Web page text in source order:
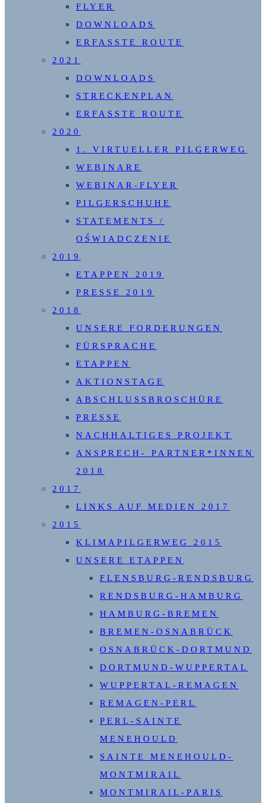
FLYER
DOWNLOADS
ERFASSTE ROUTE
2021
DOWNLOADS
STRECKENPLAN
ERFASSTE ROUTE
2020
1. VIRTUELLER PILGERWEG
WEBINARE
WEBINAR-FLYER
PILGERSCHUHE
STATEMENTS /
OŚWIADCZENIE
2019
ETAPPEN 2019
PRESSE 2019
2018
UNSERE FORDERUNGEN
FÜRSPRACHE
ETAPPEN
AKTIONSTAGE
ABSCHLUSSBROSCHÜRE
PRESSE
NACHHALTIGES PROJEKT
ANSPRECH- PARTNER*INNEN
2018
2017
LINKS AUF MEDIEN 2017
2015
KLIMAPILGERWEG 2015
UNSERE ETAPPEN
FLENSBURG-RENDSBURG
RENDSBURG-HAMBURG
HAMBURG-BREMEN
BREMEN-OSNABRÜCK
OSNABRÜCK-DORTMUND
DORTMUND-WUPPERTAL
WUPPERTAL-REMAGEN
REMAGEN-PERL
PERL-SAINTE
MENEHOULD
SAINTE MENEHOULD-
MONTMIRAIL
MONTMIRAIL-PARIS